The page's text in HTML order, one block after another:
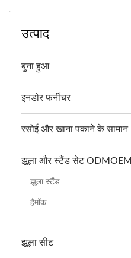
उत्पाद
बुना हुआ
इनडोर फर्नीचर
रसोई और खाना पकाने के सामान
झूला और स्टैंड सेट ODMOEM
झूला स्टैंड
हैमॉक
झूला सीट